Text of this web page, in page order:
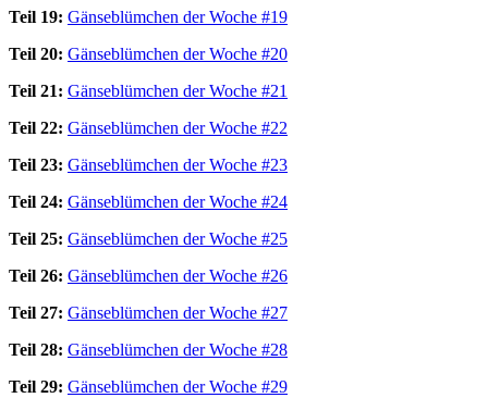
Teil 19: Gänseblümchen der Woche #19
Teil 20: Gänseblümchen der Woche #20
Teil 21: Gänseblümchen der Woche #21
Teil 22: Gänseblümchen der Woche #22
Teil 23: Gänseblümchen der Woche #23
Teil 24: Gänseblümchen der Woche #24
Teil 25: Gänseblümchen der Woche #25
Teil 26: Gänseblümchen der Woche #26
Teil 27: Gänseblümchen der Woche #27
Teil 28: Gänseblümchen der Woche #28
Teil 29: Gänseblümchen der Woche #29